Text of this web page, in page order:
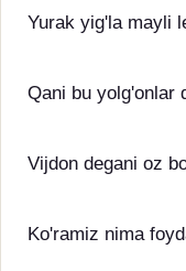
Yurak yig'la mayli
Qani bu yolg'onlar
Vijdon degani oz
Ko'ramiz nima